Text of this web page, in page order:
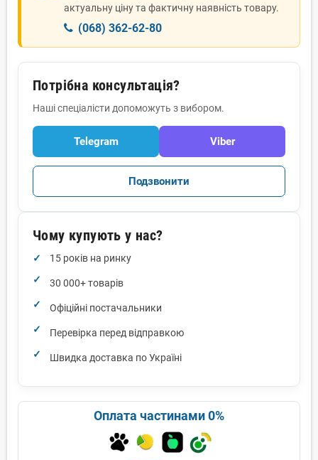
актуальну ціну та фактичну наявність товару.
(068) 362-62-80
Потрібна консультація?
Наші спеціалісти допоможуть з вибором.
Telegram Viber
Подзвонити
Чому купують у нас?
15 років на ринку
30 000+ товарів
Офіційні постачальники
Перевірка перед відправкою
Швидка доставка по Україні
Оплата частинами 0%